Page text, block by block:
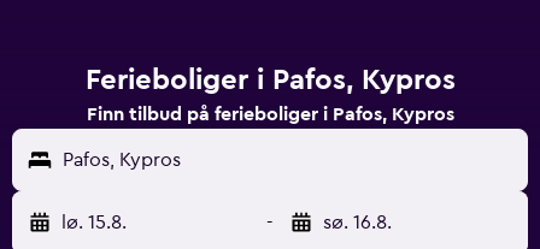
Ferieboliger i Pafos, Kypros
Finn tilbud på ferieboliger i Pafos, Kypros
Pafos, Kypros
lø. 15.8. - sø. 16.8.